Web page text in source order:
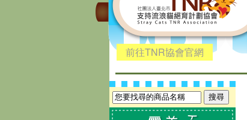
前往TNR協會官網